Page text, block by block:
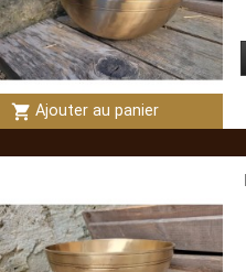
shopping_cart Ajouter au panier